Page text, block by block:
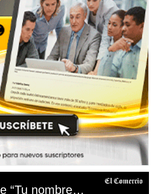
Así fue el inicio de “Tu nombre y el mío”: Nueva serie inspirada en Deyvis Orosco y Grupo Néctar